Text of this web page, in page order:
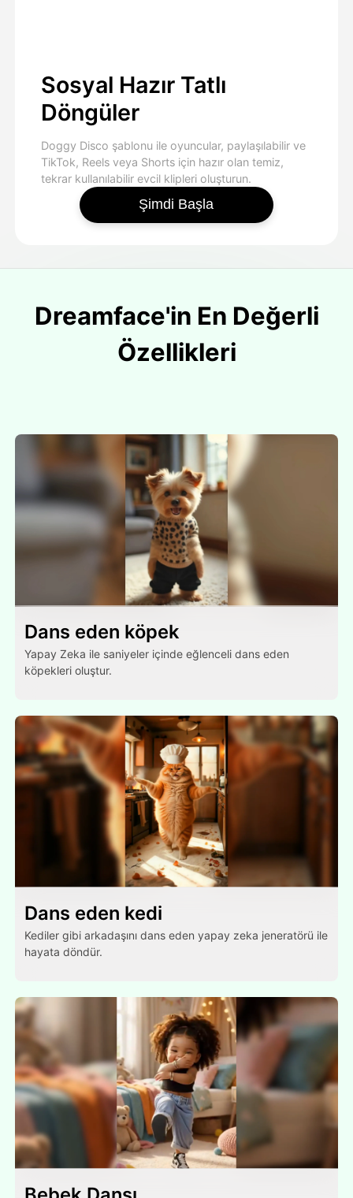
Sosyal Hazır Tatlı
Döngüler
Doggy Disco şablonu ile oyuncular, paylaşılabilir ve
TikTok, Reels veya Shorts için hazır olan temiz,
tekrar kullanılabilir evcil klipleri oluşturun.
Şimdi Başla
Dreamface'in En Değerli
Özellikleri
Dans eden köpek
Yapay Zeka ile saniyeler içinde eğlenceli dans eden
köpekleri oluştur.
Dans eden kedi
Kediler gibi arkadaşını dans eden yapay zeka jeneratörü ile
hayata döndür.